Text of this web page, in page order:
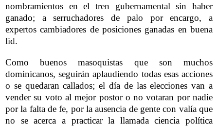
nombramientos en el tren gubernamental sin haber
ganado; a serruchadores de palo por encargo, a
expertos cambiadores de posiciones ganadas en buena
lid.
Como buenos masoquistas que son muchos
dominicanos, seguirán aplaudiendo todas esas acciones
o se quedaran callados; el día de las elecciones van a
vender su voto al mejor postor o no votaran por nadie
por la falta de fe, por la ausencia de gente con valía que
no se acerca a practicar la llamada ciencia política